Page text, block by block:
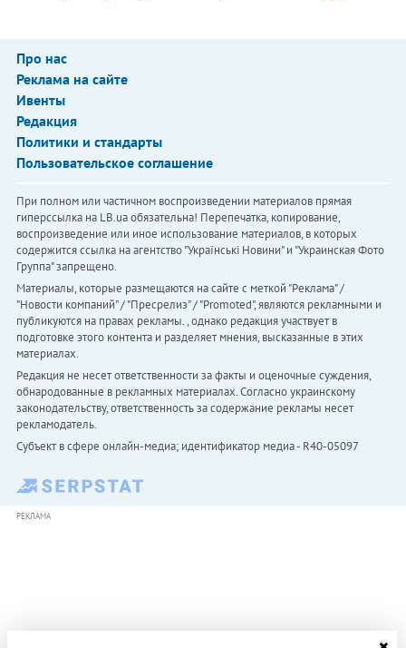
Про нас
Реклама на сайте
Ивенты
Редакция
Политики и стандарты
Пользовательское соглашение
При полном или частичном воспроизведении материалов прямая
гиперссылка на LB.ua обязательна! Перепечатка, копирование,
воспроизведение или иное использование материалов, в которых
содержится ссылка на агентство "Українськi Новини" и "Украинская Фото
Группа" запрещено.
Материалы, которые размещаются на сайте с меткой "Реклама" /
"Новости компаний" / "Пресрелиз" / "Promoted", являются рекламными и
публикуются на правах рекламы. , однако редакция участвует в
подготовке этого контента и разделяет мнения, высказанные в этих
материалах.
Редакция не несет ответственности за факты и оценочные суждения,
обнародованные в рекламных материалах. Согласно украинскому
законодательству, ответственность за содержание рекламы несет
рекламодатель.
Субъект в сфере онлайн-медиа; идентификатор медиа - R40-05097
РЕКЛАМА